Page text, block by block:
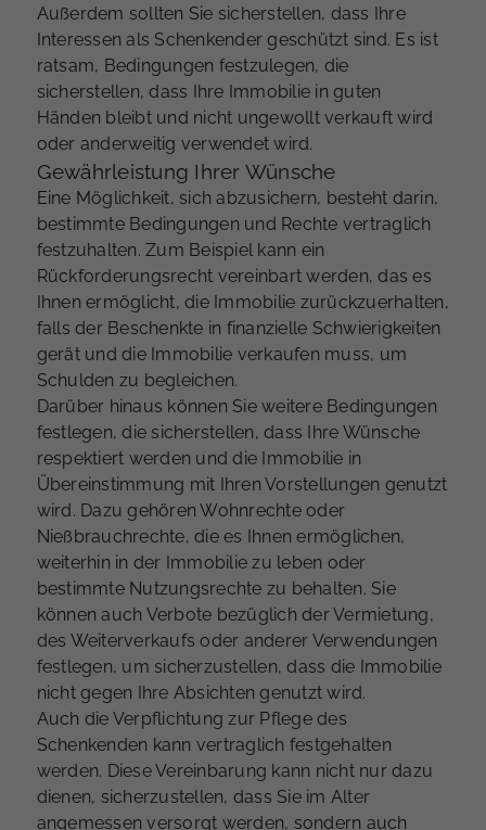
Außerdem sollten Sie sicherstellen, dass Ihre
Interessen als Schenkender geschützt sind. Es ist
ratsam, Bedingungen festzulegen, die
sicherstellen, dass Ihre Immobilie in guten
Händen bleibt und nicht ungewollt verkauft wird
oder anderweitig verwendet wird.
Gewährleistung Ihrer Wünsche
Eine Möglichkeit, sich abzusichern, besteht darin,
bestimmte Bedingungen und Rechte vertraglich
festzuhalten. Zum Beispiel kann ein
Rückforderungsrecht vereinbart werden, das es
Ihnen ermöglicht, die Immobilie zurückzuerhalten,
falls der Beschenkte in finanzielle Schwierigkeiten
gerät und die Immobilie verkaufen muss, um
Schulden zu begleichen.
Darüber hinaus können Sie weitere Bedingungen
festlegen, die sicherstellen, dass Ihre Wünsche
respektiert werden und die Immobilie in
Übereinstimmung mit Ihren Vorstellungen genutzt
wird. Dazu gehören Wohnrechte oder
Nießbrauchrechte, die es Ihnen ermöglichen,
weiterhin in der Immobilie zu leben oder
bestimmte Nutzungsrechte zu behalten. Sie
können auch Verbote bezüglich der Vermietung,
des Weiterverkaufs oder anderer Verwendungen
festlegen, um sicherzustellen, dass die Immobilie
nicht gegen Ihre Absichten genutzt wird.
Auch die Verpflichtung zur Pflege des
Schenkenden kann vertraglich festgehalten
werden. Diese Vereinbarung kann nicht nur dazu
dienen, sicherzustellen, dass Sie im Alter
angemessen versorgt werden, sondern auch